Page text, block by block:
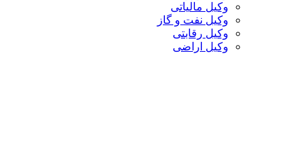
وکیل مالیاتی
وکیل نفت و گاز
وکیل رقابتی
وکیل اراضی